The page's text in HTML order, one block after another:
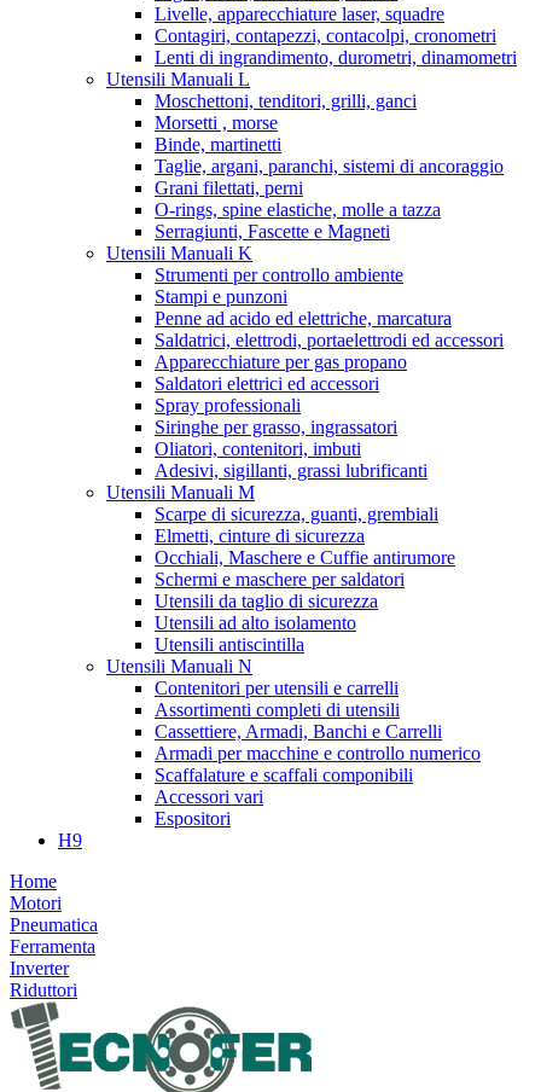
Livelle, apparecchiature laser, squadre
Contagiri, contapezzi, contacolpi, cronometri
Lenti di ingrandimento, durometri, dinamometri
Utensili Manuali L
Moschettoni, tenditori, grilli, ganci
Morsetti , morse
Binde, martinetti
Taglie, argani, paranchi, sistemi di ancoraggio
Grani filettati, perni
O-rings, spine elastiche, molle a tazza
Serragiunti, Fascette e Magneti
Utensili Manuali K
Strumenti per controllo ambiente
Stampi e punzoni
Penne ad acido ed elettriche, marcatura
Saldatrici, elettrodi, portaelettrodi ed accessori
Apparecchiature per gas propano
Saldatori elettrici ed accessori
Spray professionali
Siringhe per grasso, ingrassatori
Oliatori, contenitori, imbuti
Adesivi, sigillanti, grassi lubrificanti
Utensili Manuali M
Scarpe di sicurezza, guanti, grembiali
Elmetti, cinture di sicurezza
Occhiali, Maschere e Cuffie antirumore
Schermi e maschere per saldatori
Utensili da taglio di sicurezza
Utensili ad alto isolamento
Utensili antiscintilla
Utensili Manuali N
Contenitori per utensili e carrelli
Assortimenti completi di utensili
Cassettiere, Armadi, Banchi e Carrelli
Armadi per macchine e controllo numerico
Scaffalature e scaffali componibili
Accessori vari
Espositori
H9
Home
Motori
Pneumatica
Ferramenta
Inverter
Riduttori